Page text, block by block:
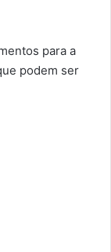
para a
podem ser